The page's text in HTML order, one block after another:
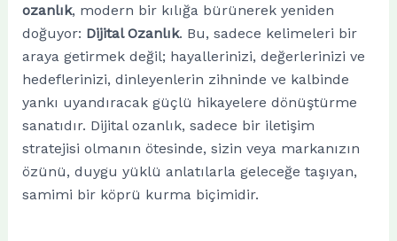
ozanlık, modern bir kılığa bürünerek yeniden
doğuyor: Dijital Ozanlık. Bu, sadece kelimeleri bir
araya getirmek değil; hayallerinizi, değerlerinizi ve
hedeflerinizi, dinleyenlerin zihninde ve kalbinde
yankı uyandıracak güçlü hikayelere dönüştürme
sanatıdır. Dijital ozanlık, sadece bir iletişim
stratejisi olmanın ötesinde, sizin veya markanızın
özünü, duygu yüklü anlatılarla geleceğe taşıyan,
samimi bir köprü kurma biçimidir.